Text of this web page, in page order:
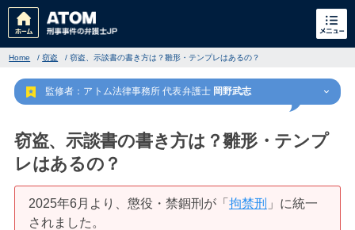
刑事事件 でお困りの方
Home /窃盗 /窃盗、示談書の書き方は？雛形・テンプレはあるの？
監修者：アトム法律事務所 代表弁護士 岡野武志
窃盗、示談書の書き方は？雛形・テンプ
レはあるの？
2025年6月より、懲役・禁錮刑が「 拘禁刑 」に統一
されました。